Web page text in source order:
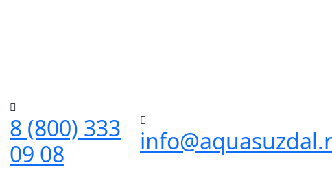
8 (800) 333
09 08